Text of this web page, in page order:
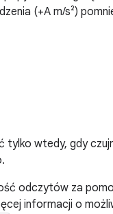
(+A m/s²)
wtedy, gdy
odczytów za
informacji o